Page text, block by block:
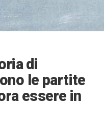
di
le partite
essere in